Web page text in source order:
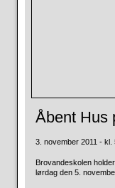
Åbent Hus
3. november 2011 - kl.
Brovandeskolen
lørdag den 5.